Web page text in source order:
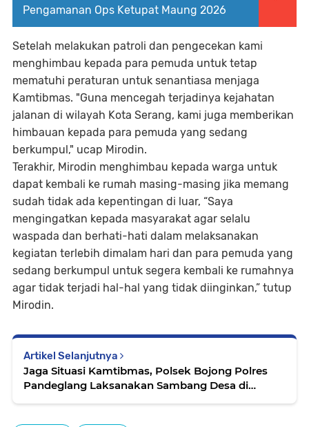
Pengamanan Ops Ketupat Maung 2026
Setelah melakukan patroli dan pengecekan kami
menghimbau kepada para pemuda untuk tetap
mematuhi peraturan untuk senantiasa menjaga
Kamtibmas. "Guna mencegah terjadinya kejahatan
jalanan di wilayah Kota Serang, kami juga memberikan
himbauan kepada para pemuda yang sedang
berkumpul," ucap Mirodin.
Terakhir, Mirodin menghimbau kepada warga untuk
dapat kembali ke rumah masing-masing jika memang
sudah tidak ada kepentingan di luar, “Saya
mengingatkan kepada masyarakat agar selalu
waspada dan berhati-hati dalam melaksanakan
kegiatan terlebih dimalam hari dan para pemuda yang
sedang berkumpul untuk segera kembali ke rumahnya
agar tidak terjadi hal-hal yang tidak diinginkan,” tutup
Mirodin.
Artikel Selanjutnya
Jaga Situasi Kamtibmas, Polsek Bojong Polres
Pandeglang Laksanakan Sambang Desa di